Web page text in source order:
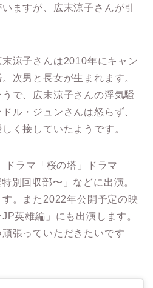
ますが、広末涼子さんが引
涼子さんは2010年にキャン
次男と長女が生まれます。
で、広末涼子さんの浮気騒
ル・ジュンさんは怒らず、
く接していたようです。
ドラマ「桜の塔」ドラマ
別回収部〜」などに出演。
。また2022年公開予定の映
英雄編」にも出演します。
張っていただきたいです